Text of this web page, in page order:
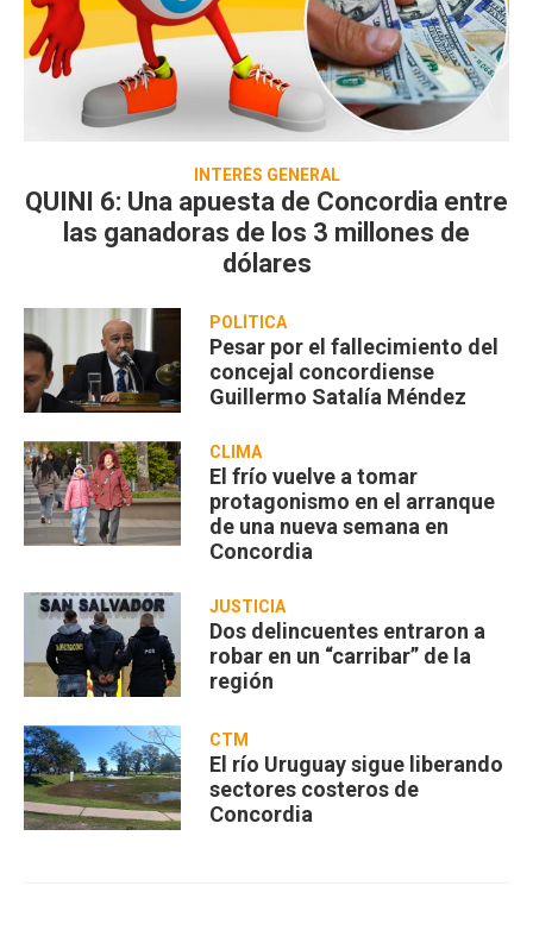
INTERÉS GENERAL
QUINI 6: Una apuesta de Concordia entre
las ganadoras de los 3 millones de
dólares
POLÍTICA
Pesar por el fallecimiento del
concejal concordiense
Guillermo Satalía Méndez
CLIMA
El frío vuelve a tomar
protagonismo en el arranque
de una nueva semana en
Concordia
JUSTICIA
Dos delincuentes entraron a
robar en un “carribar” de la
región
CTM
El río Uruguay sigue liberando
sectores costeros de
Concordia